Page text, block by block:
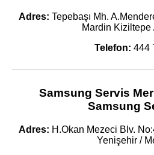
Adres: Tepebaşı Mh.
Mardin Kiziltepe
Telefon: 444
Samsung Servis
Samsung
Adres: H.Okan Mezeci Blv.
Yenişehir /